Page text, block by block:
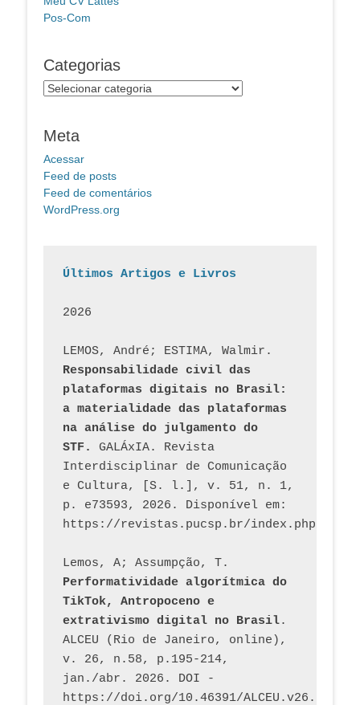
Pos-Com
Categorias
Categorias
Meta
Acessar
Feed de posts
Feed de comentários
WordPress.org
Últimos Artigos e Livros
2026
Responsabilidade civil das
plataformas digitais no Brasil:
a materialidade das plataformas
na análise do julgamento do
STF.
GALÁxIA. Revista
Interdisciplinar de Comunicação
e Cultura, [S. l.], v. 51, n. 1,
p. e73593, 2026. Disponível em:
Performatividade algorítmica do
TikTok, Antropoceno e
extrativismo digital no Brasil.
ALCEU (Rio de Janeiro, online),
v. 26, n.58, p.195-214,
jan./abr. 2026. DOI -
https://doi.org/10.46391/